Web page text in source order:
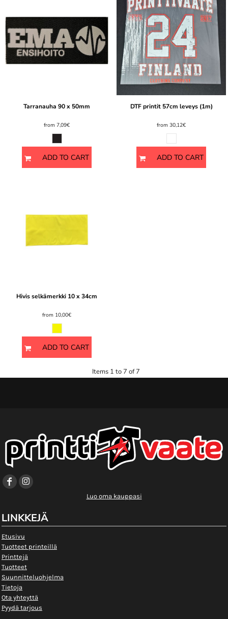
Tarranauha 90 x 50mm
from 7,09€
ADD TO CART
DTF printit 57cm leveys (1m)
from 30,12€
ADD TO CART
Hivis selkämerkki 10 x 34cm
from 10,00€
ADD TO CART
Items 1 to 7 of 7
Luo oma kauppasi
LINKKEJÄ
Etusivu
Tuotteet printeillä
Printtejä
Tuotteet
Suunnitteluohjelma
Tietoja
Ota yhteyttä
Pyydä tarjous